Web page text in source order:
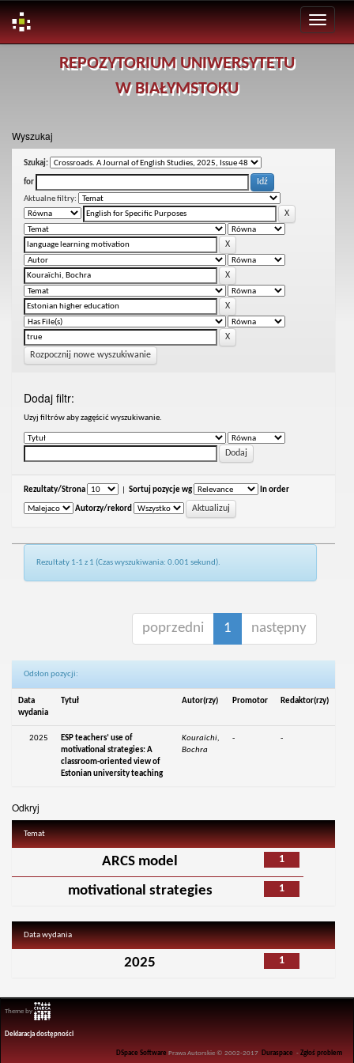
REPOZYTORIUM UNIWERSYTETU
W BIAŁYMSTOKU
Wyszukaj
Szukaj:
for
Aktualne filtry:
Rozpocznij nowe wyszukiwanie
Dodaj filtr:
Uzyj filtrów aby zagęścić wyszukiwanie.
Rezultaty/Strona Sortuj pozycje wg In order
Autorzy/rekord
Rezultaty 1-1 z 1 (Czas wyszukiwania: 0.001 sekund).
poprzedni 1 następny
Odsłon pozycji:
Data
wydania
Tytuł Autor(rzy) Promotor Redaktor(rzy)
2025
ESP teachers’ use of
motivational strategies: A
classroom-oriented view of
Estonian university teaching
Kouraïchi,
Bochra
- -
Odkryj
Temat
1
ARCS model
1
motivational strategies
Data wydania
1
2025
Theme by
Deklaracja dostępności
DSpace Software Prawa Autorskie © 2002-2017 Duraspace -Zgłoś problem